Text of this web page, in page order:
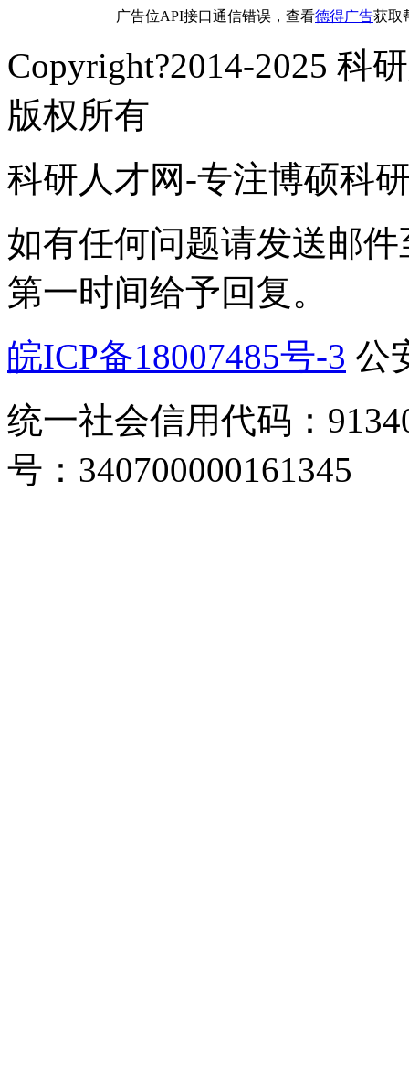
广告位API接口通信错误，查看德得广告获取
Copyright?2014-2025 科
版权所有
科研人才网-专注博硕科
如有任何问题请发送邮件
第一时间给予回复。
皖ICP备18007485号-3 公
统一社会信用代码：
号：340700000161345